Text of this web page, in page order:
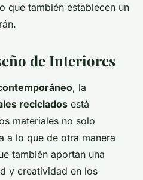
que también establecen un
de Interiores
, la
reciclados está
materiales no solo
a lo que de otra manera
también aportan una
y creatividad en los